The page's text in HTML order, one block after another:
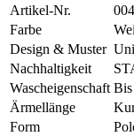
Artikel-Nr.
Farbe
Design & Muster Uni
Nachhaltigkeit
Wascheigenschaft Bis
Ärmellänge
Form